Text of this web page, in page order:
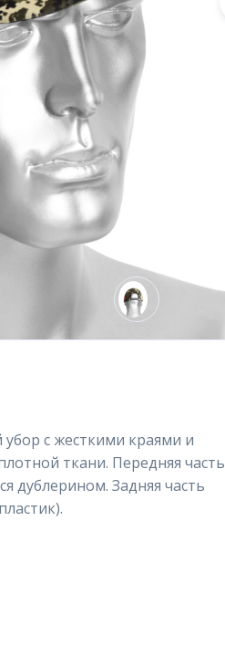
убор с жесткими краями и
ткани. Передняя часть
дублерином. Задняя часть